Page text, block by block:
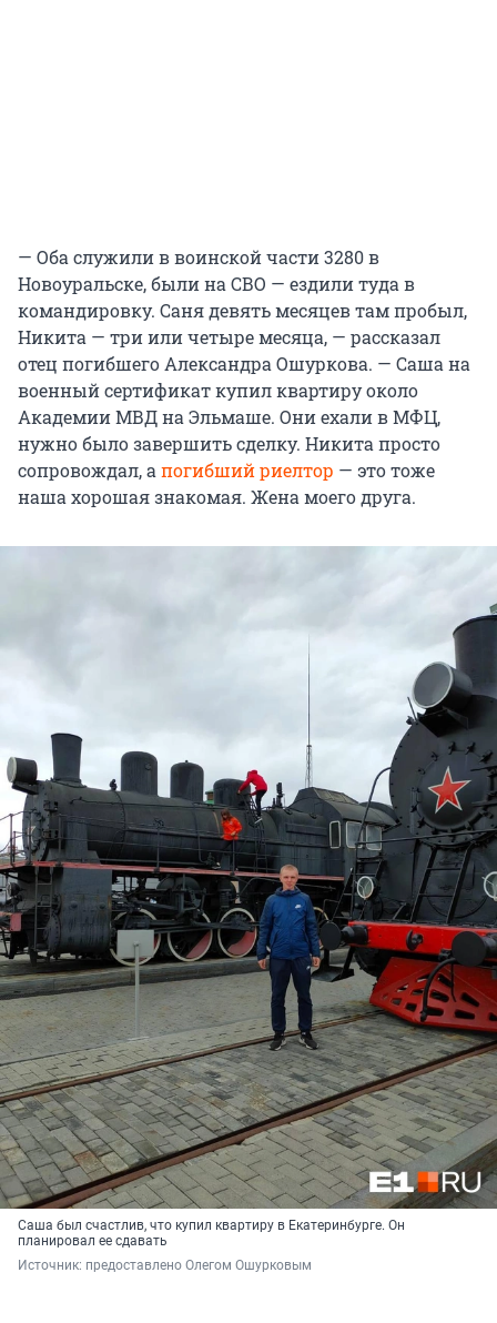
— Оба служили в воинской части 3280 в
Новоуральске, были на СВО — ездили туда в
командировку. Саня девять месяцев там пробыл,
Никита — три или четыре месяца, — рассказал
отец погибшего Александра Ошуркова. — Саша на
военный сертификат купил квартиру около
Академии МВД на Эльмаше. Они ехали в МФЦ,
нужно было завершить сделку. Никита просто
сопровождал, а погибший риелтор — это тоже
наша хорошая знакомая. Жена моего друга.
Саша был счастлив, что купил квартиру в Екатеринбурге. Он
планировал ее сдавать
Источник: предоставлено Олегом Ошурковым